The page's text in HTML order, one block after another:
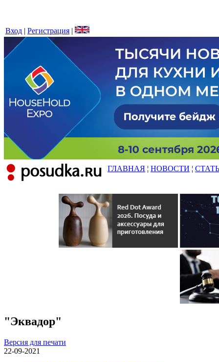
Вход | Регистрация |
ГЛАВНАЯ ¦ НОВОСТИ ¦
"Эквадор"
Версия для печати
22-09-2021